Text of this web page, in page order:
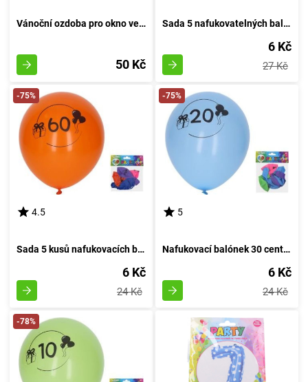
Vánoční ozdoba pro okno velikosti 41x29 cm
50 Kč
Sada 5 nafukovatelných balónků o průměru 30 cm, s motivem číslo 18
6 Kč
27 Kč
-75%
4.5
Sada 5 kusů nafukovacích balónků o průměru 30 cm - číslo 60
6 Kč
24 Kč
-75%
5
Nafukovací balónek 30 centimetrů - sada 5 kusů, s číslem 20
6 Kč
24 Kč
-78%